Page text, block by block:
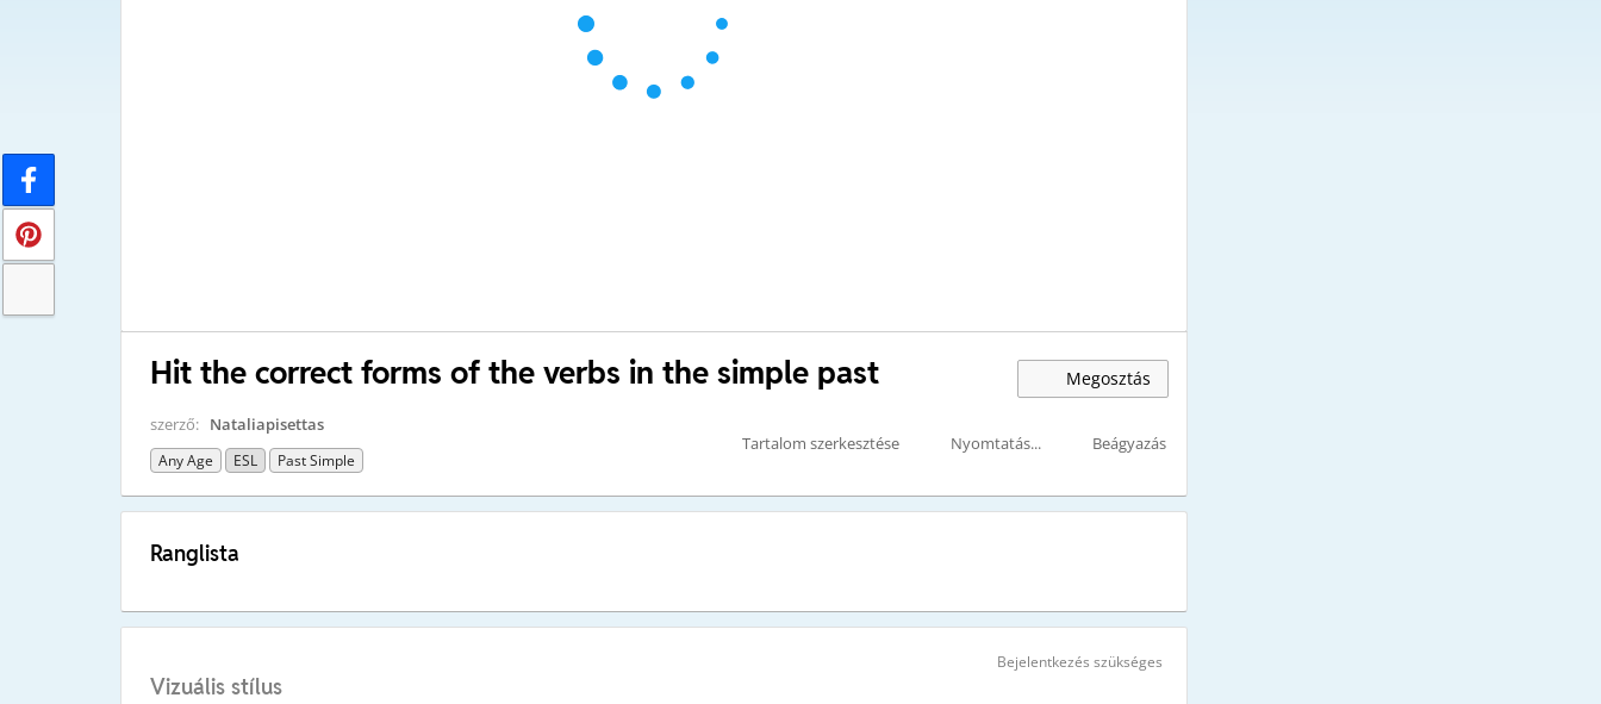
Hit the correct forms of the verbs in the simple past Megosztás
szerző: Nataliapisettas
Any Age ESL Past Simple
Tartalom szerkesztése Nyomtatás... Beágyazás
Ranglista
Bejelentkezés szükséges
Vizuális stílus